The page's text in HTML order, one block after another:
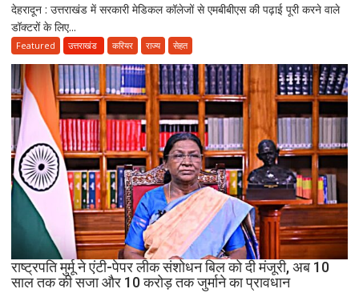
लापताMBBS
साल
सरकारी
सेवा
जरूरी!
फिर
ही
कर
सकेंगे
PG,
उत्तराखंड
स्वास्थ्य
विभाग
ने
देहरादून : उत्तराखंड में सरकारी मेडिकल कॉलेजों से एमबीबीएस की पढ़ाई पूरी करने वाले
डॉक्टरों के लिए...
Featured उत्तराखंड करियर राज्य सेहत
राष्ट्रपति मुर्मू ने एंटी-पेपर लीक संशोधन बिल को दी मंजूरी, अब 10
साल तक की सजा और 10 करोड़ तक जुर्माने का प्रावधान